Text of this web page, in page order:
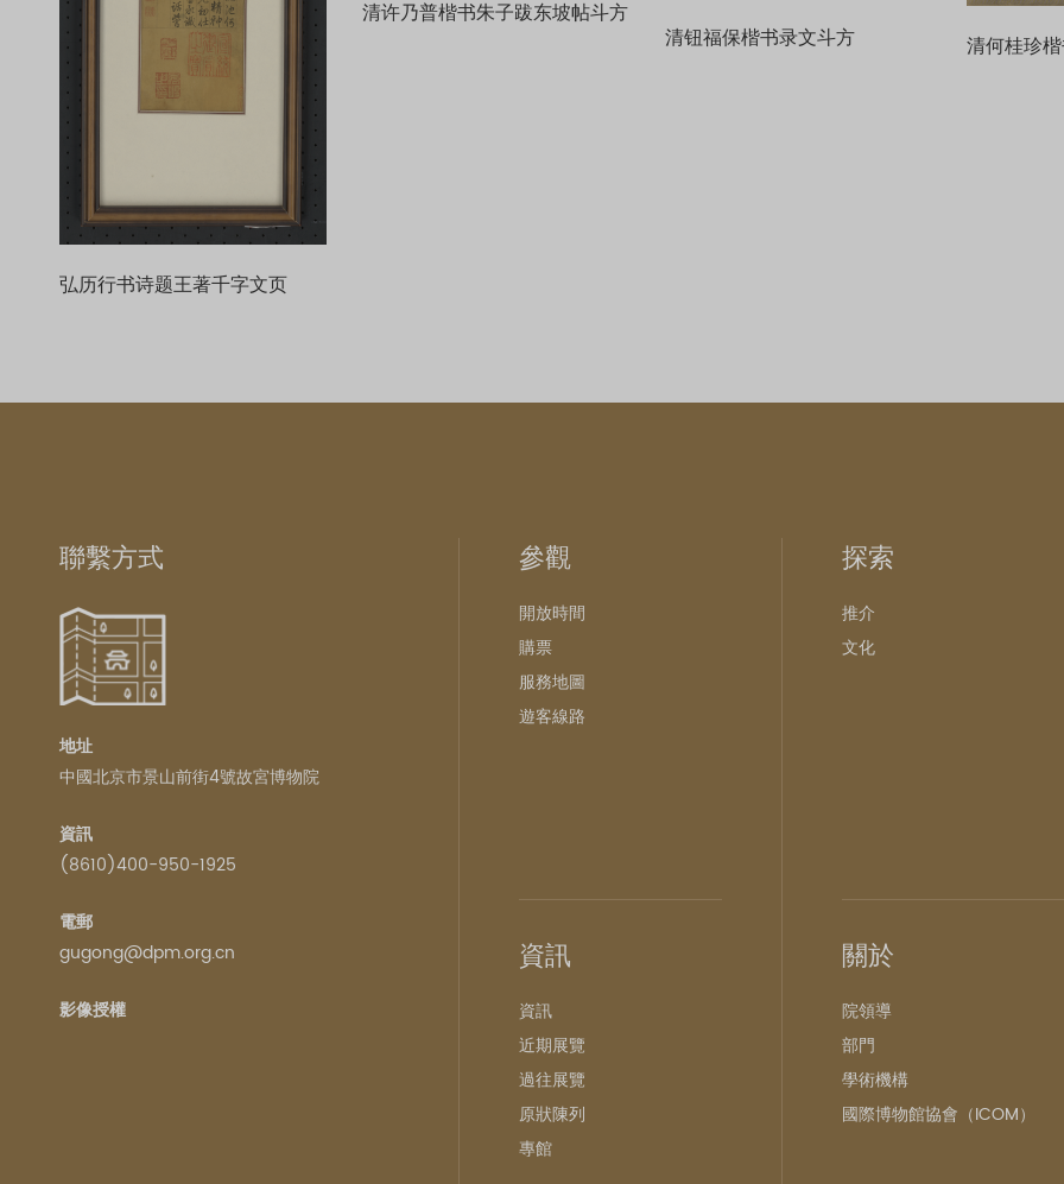
弘历行书诗题王著千字文页
清许乃普楷书朱子跋东坡帖斗方
清钮福保楷书录文斗方
清何桂珍
聯繫方式
地址
中國北京市景山前街4號故宮博物院
資訊
(8610)400-950-1925
電郵
gugong@dpm.org.cn
影像授權
參觀
開放時間
購票
服務地圖
遊客線路
探索
推介
文化
資訊
資訊
近期展覽
過往展覽
原狀陳列
專館
關於
院領導
部門
學術機構
國際博物館協會（ICOM）